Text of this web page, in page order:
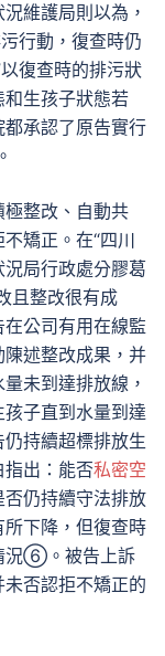
維護局則以為，
行動，復查時仍
復查時的排污狀
生孩子狀態若
承認了原告實行
整改、自動共
矯正。在“四川
局行政處分膠葛
且整改很有成
公司有用在線監
述整改成果，并
未到達排放線，
子直到水量到達
持續超標排放生
出：能否私密空
仍持續守法排放
下降，但復查時
況⑥。被告上訴
否認拒不矯正的